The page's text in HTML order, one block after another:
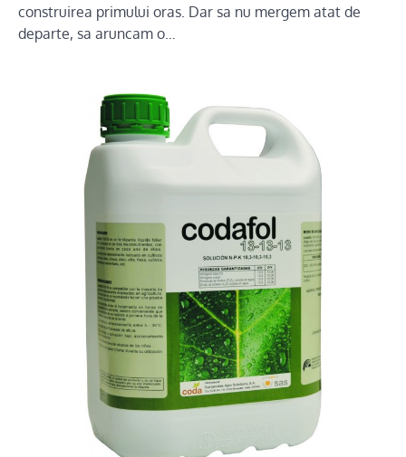
construirea primului oras. Dar sa nu mergem atat de
departe, sa aruncam o…